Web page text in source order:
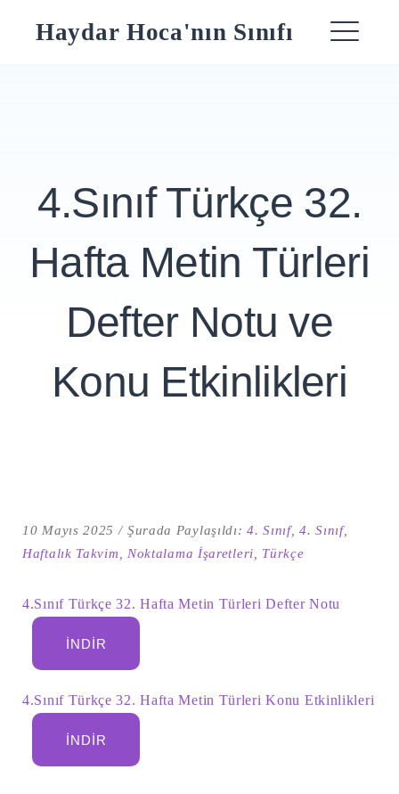
Haydar Hoca'nın Sınıfı
arama
sonuçları:
4.Sınıf Türkçe 32.
Hafta Metin Türleri
Defter Notu ve
Konu Etkinlikleri
10 Mayıs 2025 Şurada Paylaşıldı:4. Sınıf,4. Sınıf,
Haftalık Takvim
Noktalama İşaretleri Türkçe
4.Sınıf Türkçe 32. Hafta Metin Türleri Defter Notu
İNDIR
4.Sınıf Türkçe 32. Hafta Metin Türleri Konu Etkinlikleri
İNDIR